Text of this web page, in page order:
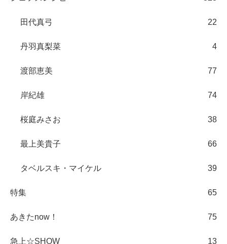
田代真弓 22
丹羽真梨菜 4
渡部恵美 77
岸紀雄 74
桜庭みさお 38
最上美貴子 66
タベルスキ・マイケル 39
特集 65
あきたnow！ 75
急上☆SHOW 13